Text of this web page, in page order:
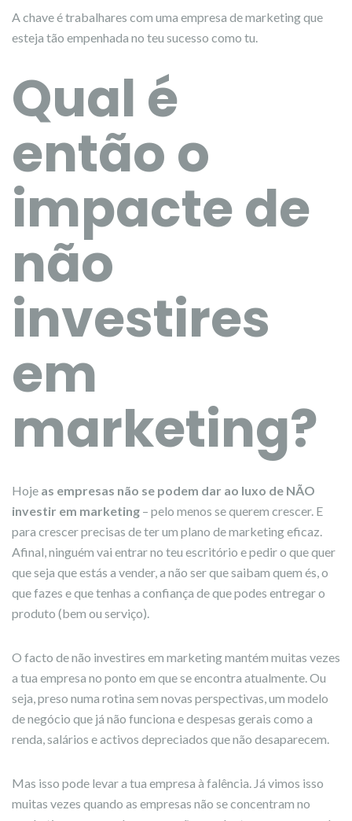
A chave é trabalhares com uma empresa de marketing que
esteja tão empenhada no teu sucesso como tu.
Qual é
então o
impacte de
não
investires
em
marketing?
Hoje as empresas não se podem dar ao luxo de NÃO
investir em marketing – pelo menos se querem crescer. E
para crescer precisas de ter um plano de marketing eficaz.
Afinal, ninguém vai entrar no teu escritório e pedir o que quer
que seja que estás a vender, a não ser que saibam quem és, o
que fazes e que tenhas a confiança de que podes entregar o
produto (bem ou serviço).
O facto de não investires em marketing mantém muitas vezes
a tua empresa no ponto em que se encontra atualmente. Ou
seja, preso numa rotina sem novas perspectivas, um modelo
de negócio que já não funciona e despesas gerais como a
renda, salários e activos depreciados que não desaparecem.
Mas isso pode levar a tua empresa à falência. Já vimos isso
muitas vezes quando as empresas não se concentram no